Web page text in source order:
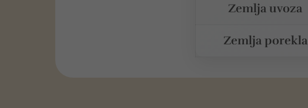
Zemlja uvoza
Zemlja porekla